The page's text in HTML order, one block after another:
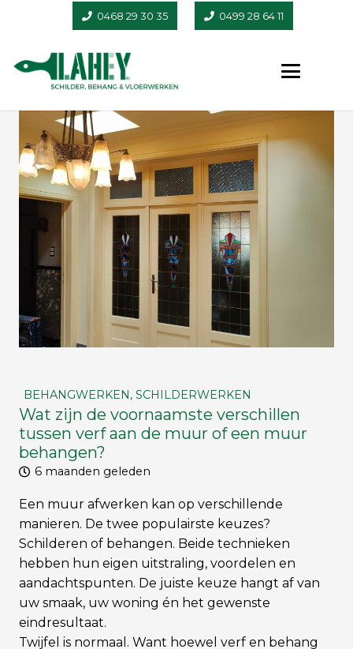
0468 29 30 35 0499 28 64 11
BEHANGWERKEN, SCHILDERWERKEN
Wat zijn de voornaamste verschillen
tussen verf aan de muur of een muur
behangen?
6 maanden geleden
Een muur afwerken kan op verschillende
manieren. De twee populairste keuzes?
Schilderen of behangen. Beide technieken
hebben hun eigen uitstraling, voordelen en
aandachtspunten. De juiste keuze hangt af van
uw smaak, uw woning én het gewenste
eindresultaat.
Twijfel is normaal. Want hoewel verf en behang